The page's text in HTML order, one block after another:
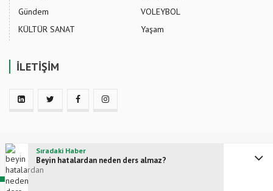
Sıradaki Haber
Beyin hatalardan neden ders almaz?
Gündem
KÜLTÜR SANAT
VOLEYBOL
Yaşam
İLETİŞİM
HABER OVA - Güncel Haberler ve Son Dakika Gelişmeleri